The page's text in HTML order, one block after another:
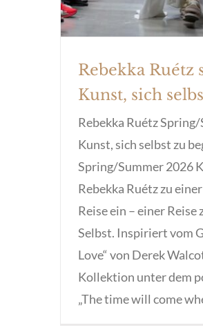
Rebekka Ruétz
Kunst, sich
Rebekka Ruétz
Kunst, sich selbst zu
Spring/Summer 2026
Rebekka Ruétz zu
Reise ein – einer Reise
Selbst. Inspiriert vom
Love“ von Derek
Kollektion unter dem
„The time will come